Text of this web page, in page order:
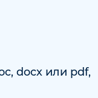
docx или pdf,